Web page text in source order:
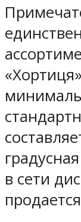
в сети